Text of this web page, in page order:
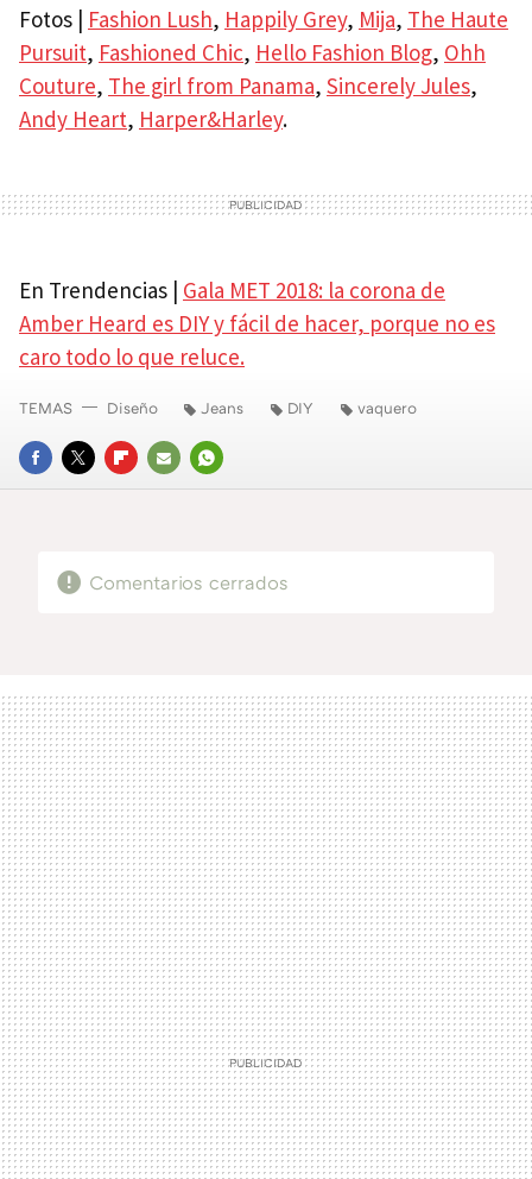
Fotos | Fashion Lush, Happily Grey, Mija, The Haute
Pursuit, Fashioned Chic, Hello Fashion Blog, Ohh
Couture, The girl from Panama, Sincerely Jules,
Andy Heart, Harper&Harley.
En Trendencias | Gala MET 2018: la corona de
Amber Heard es DIY y fácil de hacer, porque no es
caro todo lo que reluce.
FACEBOOK
TWITTERFLIPBOARD
E-
WHATSAPP
TEMAS Diseño Jeans DIY vaquero
Comentarios cerrados